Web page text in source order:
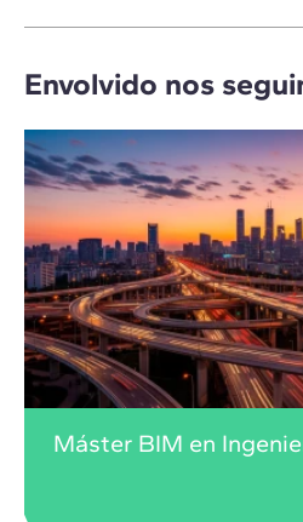
Envolvido nos
Máster BIM en